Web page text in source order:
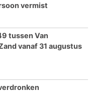
vermist
tussen Van
vanaf 31 augustus